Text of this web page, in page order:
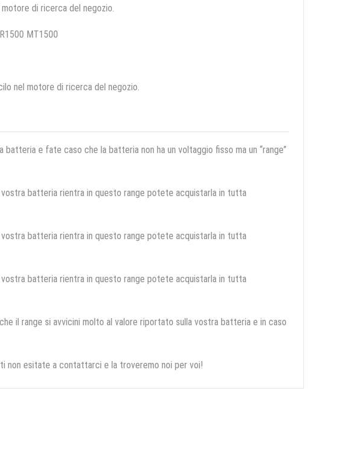
di ricerca del negozio.
MT1500
nel motore di ricerca del negozio.
e fate caso che la batteria non ha un voltaggio fisso ma un “range”
batteria rientra in questo range potete acquistarla in tutta
batteria rientra in questo range potete acquistarla in tutta
batteria rientra in questo range potete acquistarla in tutta
il range si avvicini molto al valore riportato sulla vostra batteria e in caso
non esitate a contattarci e la troveremo noi per voi!